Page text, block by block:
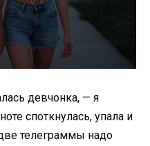
девчонка, — я
споткнулась, упала и
телеграммы надо